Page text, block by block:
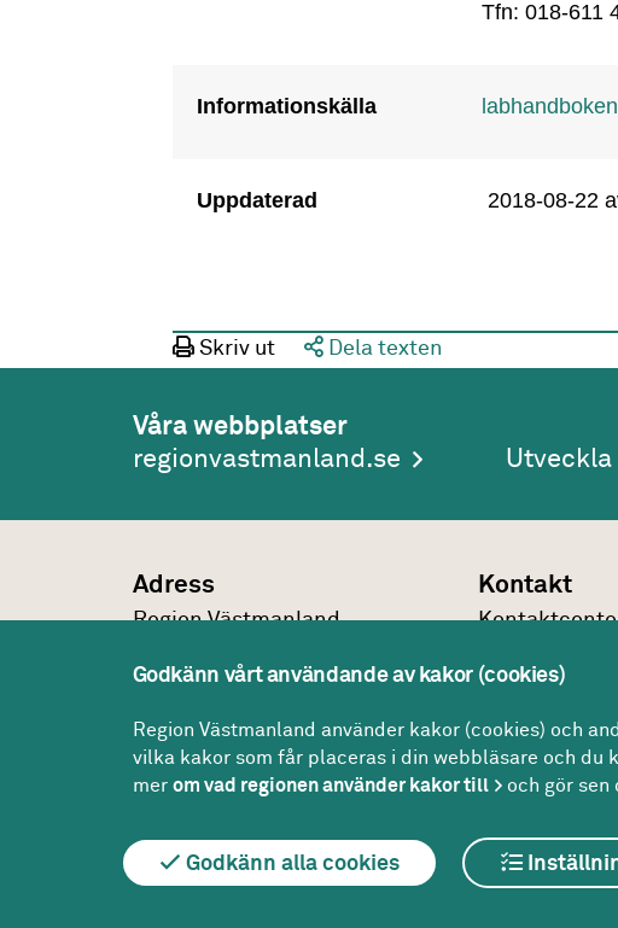
Tfn: 018-611
Informationskälla
Uppdaterad 2018-08-22
Skriv ut Dela texten
Våra webbplatser
regionvastmanland.se
Utveckla
Adress
Region Västmanland
721 89 Västerås
Kontakt
Kontakt
Om
Godkänn vårt användande av kakor (cookies)
Region Västmanland använder kakor (cookies) och
vilka kakor som får placeras i din webbläsare och du
mer om vad regionen använder kakor till och gör sen
Godkänn alla cookies